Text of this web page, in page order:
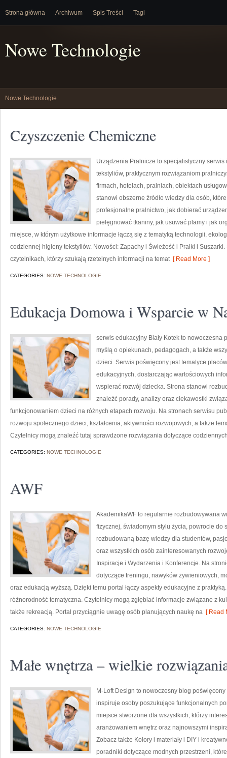
Strona główna Archiwum Spis Treści Tagi
Nowe Technologie
Nowe Technologie
Czyszczenie Chemiczne
Urządzenia Pralnicze to specjalistyczny
tekstyliów, praktycznym rozwiązaniom
firmach, hotelach, pralniach, obiektach
stanowi obszerne źródło wiedzy dla osób,
profesjonalne pralnictwo, jak dobierać
pielęgnować tkaniny, jak usuwać plamy i jak
miejsce, w którym użytkowe informacje łączą się z tematyką technologii,
codziennej higieny tekstyliów. Nowości: Zapachy i Świeżość i Pralki i Suszarki.
czytelnikach, którzy szukają rzetelnych informacji na temat[ Read More ]
CATEGORIES: NOWE TECHNOLOGIE
Edukacja Domowa i Wsparcie w
serwis edukacyjny Biały Kotek to nowoczesna
myślą o opiekunach, pedagogach, a także
dzieci. Serwis poświęcony jest tematyce
edukacyjnych, dostarczając wartościowych
wspierać rozwój dziecka. Strona stanowi
znaleźć porady, analizy oraz ciekawostki
funkcjonowaniem dzieci na różnych etapach rozwoju. Na stronach serwisu
rozwoju społecznego dzieci, kształcenia, aktywności rozwojowych, a także
Czytelnicy mogą znaleźć tutaj sprawdzone rozwiązania dotyczące
CATEGORIES: NOWE TECHNOLOGIE
AWF
AkademikaWF to regularnie rozbudowywana
fizycznej, świadomym stylu życia, powrocie
rozbudowaną bazę wiedzy dla studentów,
oraz wszystkich osób zainteresowanych
Inspiracje i Wydarzenia i Konferencje. Na
dotyczące treningu, nawyków żywieniowych,
oraz edukacją wyższą. Dzięki temu portal łączy aspekty edukacyjne z
różnorodność tematyczna. Czytelnicy mogą zgłębiać informacje związane z
także rekreacją. Portal przyciągnie uwagę osób planujących naukę na [ Read
CATEGORIES: NOWE TECHNOLOGIE
Małe wnętrza – wielkie
M-Loft Design to nowoczesny blog
inspiruje osoby poszukujące funkcjonalnych
miejsce stworzone dla wszystkich, którzy
aranżowaniem wnętrz oraz najnowszymi
Zobacz także Kolory i materiały i DIY i
poradniki dotyczące modnych przestrzeni,